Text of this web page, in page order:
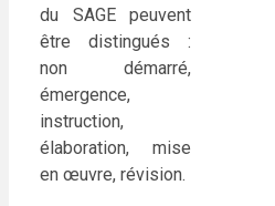
du SAGE peuvent
être distingués
:
non démarré,
émergence,
instruction,
élaboration, mise
en œuvre, révision.